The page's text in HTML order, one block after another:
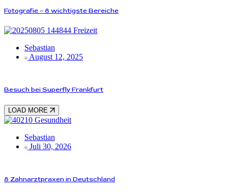
Fotografie – 8 wichtigste Bereiche
Freizeit
Sebastian
August 12, 2025
Besuch bei Superfly Frankfurt
LOAD MORE
Gesundheit
Sebastian
Juli 30, 2026
8 Zahnarztpraxen in Deutschland